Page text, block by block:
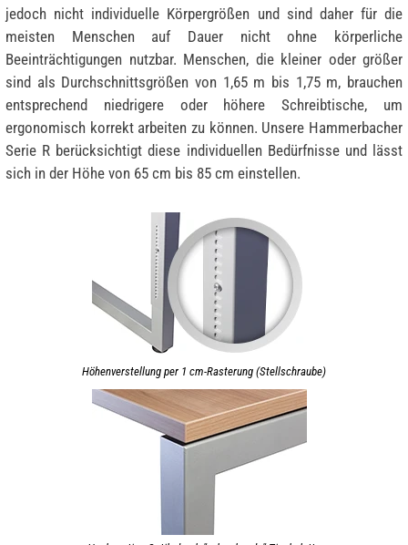
jedoch nicht individuelle Körpergrößen und sind daher für die
meisten Menschen auf Dauer nicht ohne körperliche
Beeinträchtigungen nutzbar. Menschen, die kleiner oder größer
sind als Durchschnittsgrößen von 1,65 m bis 1,75 m, brauchen
entsprechend niedrigere oder höhere Schreibtische, um
ergonomisch korrekt arbeiten zu können. Unsere Hammerbacher
Serie R berücksichtigt diese individuellen Bedürfnisse und lässt
sich in der Höhe von 65 cm bis 85 cm einstellen.
Höhenverstellung per 1 cm-Rasterung (Stellschraube)